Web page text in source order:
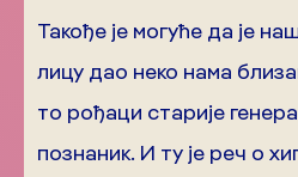
Такође је могуће да је
лицу дао неко нама
то рођаци старије
познаник. И ту је реч о